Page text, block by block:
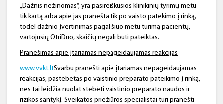
„Dažnis nežinomas“, yra pasireiškusios klinikinių tyrimų metu
tik kartą arba apie jas pranešta tik po vaisto patekimo į rinką,
todėl dažnio įvertinimas pagal šiuo metu turimą pacientų,
vartojusių OtriDuo, skaičių negali būti pateiktas.
Pranešimas apie įtariamas nepageidaujamas reakcijas
www.vvkt.ltSvarbu pranešti apie įtariamas nepageidaujamas
reakcijas, pastebėtas po vaistinio preparato pateikimo į rinką,
nes tai leidžia nuolat stebėti vaistinio preparato naudos ir
rizikos santykį. Sveikatos priežiūros specialistai turi pranešti